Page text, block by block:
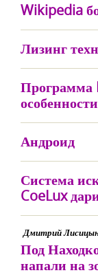
Wikipedia
Лизинг
Программа
особенности
Андроид
Система
CoeLux
Дмитрий
Под
напали на